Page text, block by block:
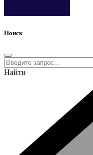
Поиск
Найти